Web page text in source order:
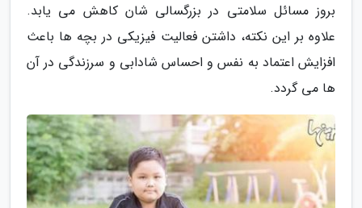
بروز مسائل سلامتی در بزرگسالی شان کاهش می یابد.
علاوه بر این نکته، داشتن فعالیت فیزیکی در بچه ها باعث
افزایش اعتماد به نفس و احساس شادابی و سرزندگی در آن
ها می گردد.